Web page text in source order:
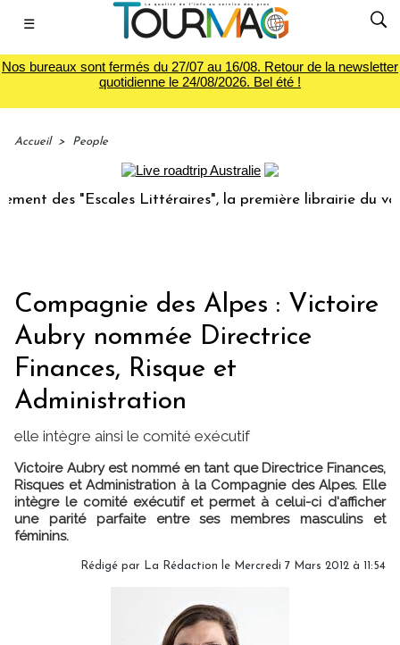
☰
Nos bureaux sont fermés du 27/07 au 16/08. Retour de la newsletter
quotidienne le 24/08/2026. Bel été !
Accueil > People
des "Escales Littéraires", la première librairie du voyage
Compagnie des Alpes : Victoire
Aubry nommée Directrice
Finances, Risque et
Administration
elle intègre ainsi le comité exécutif
Victoire Aubry est nommé en tant que Directrice Finances,
Risques et Administration à la Compagnie des Alpes. Elle
intègre le comité exécutif et permet à celui-ci d'afficher
une parité parfaite entre ses membres masculins et
féminins.
Rédigé par La Rédaction le Mercredi 7 Mars 2012 à 11:54